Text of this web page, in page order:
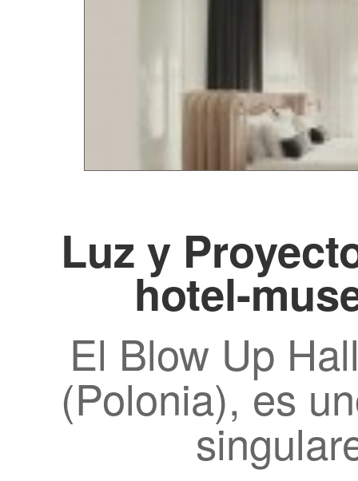
Luz y
hotel-
El Blow Up
(Polonia), es